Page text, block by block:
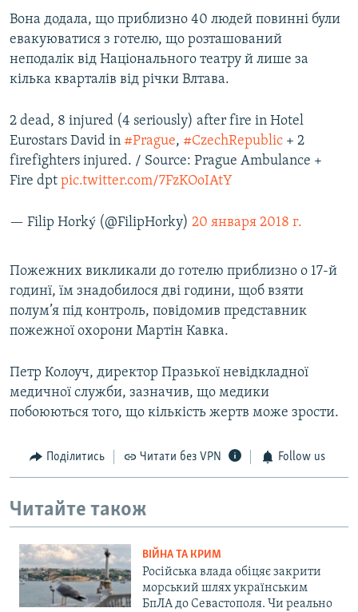
Вона додала, що приблизно 40 людей повинні були
евакуюватися з готелю, що розташований
неподалік від Національного театру й лише за
кілька кварталів від річки Влтава.
2 dead, 8 injured (4 seriously) after fire in Hotel
Eurostars David in #Prague, #CzechRepublic + 2
firefighters injured. / Source: Prague Ambulance +
Fire dpt pic.twitter.com/7FzKOoIAtY
— Filip Horký (@FilipHorky) 20 января 2018 г.
Пожежних викликали до готелю приблизно о 17-й
годинї, їм знадобилося дві години, щоб взяти
полум’я під контроль, повідомив представник
пожежної охорони Мартін Кавка.
Петр Колоуч, директор Празької невідкладної
медичної служби, зазначив, що медики
побоюються того, що кількість жертв може зрости.
Поділитись Читати без VPN Follow us
Читайте також
ВІЙНА ТА КРИМ
Російська влада обіцяє закрити
морський шлях українським
БпЛА до Севастополя. Чи реально